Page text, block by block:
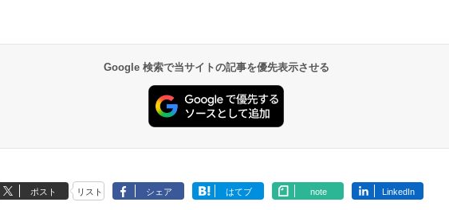
Google 検索で当サイトの記事を優先表示させる
ポスト リスト シェア はてブ note LinkedIn